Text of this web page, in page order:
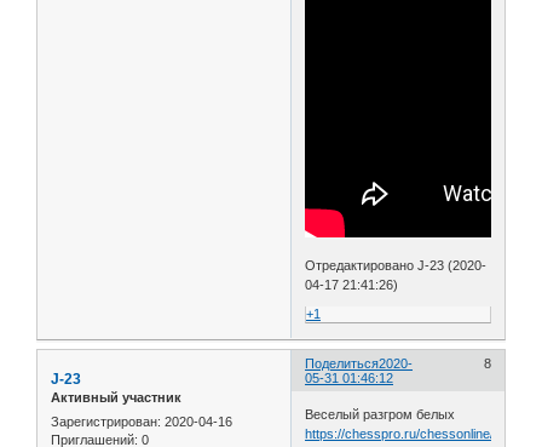
Отредактировано J-23 (2020-
04-17 21:41:26)
+1
Поделиться 8
2020-
05-31 01:46:12
J-23
Активный участник
Зарегистрирован: 2020-04-16
Приглашений: 0
Веселый разгром белых
https://chesspro.ru/chessonline/app2/